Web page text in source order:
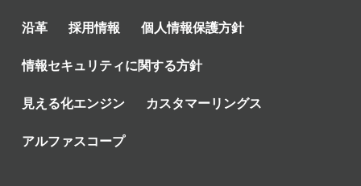
沿革 採用情報 個人情報保護方針
情報セキュリティに関する方針
見える化エンジン カスタマーリングス
アルファスコープ